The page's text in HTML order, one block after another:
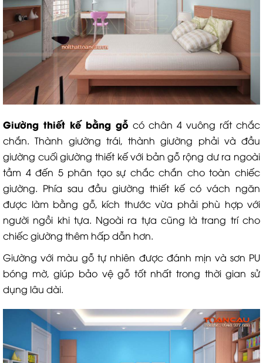
Giường thiết kế bằng gỗ có chân 4 vuông rất chắc
chắn. Thành giường trái, thành giường phải và đầu
giường cuối giường thiết kế với bản gỗ rộng dư ra ngoài
tầm 4 đến 5 phân tạo sự chắc chắn cho toàn chiếc
giường. Phía sau đầu giường thiết kế có vách ngăn
được làm bằng gỗ, kích thước vừa phải phù hợp với
người ngồi khi tựa. Ngoài ra tựa cũng là trang trí cho
chiếc giường thêm hấp dẫn hơn.
Giường với màu gỗ tự nhiên được đánh mịn và sơn PU
bóng mờ, giúp bảo vệ gỗ tốt nhất trong thời gian sử
dụng lâu dài.